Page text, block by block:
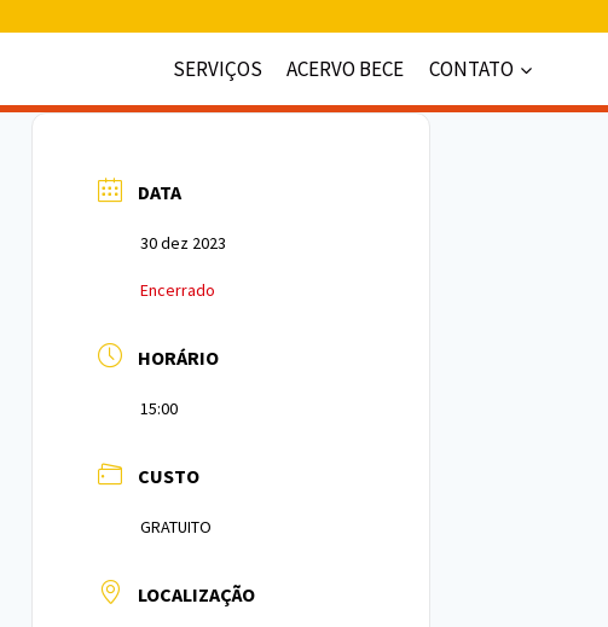
SERVIÇOS
ACERVO BECE CONTATO
DATA
30 dez 2023
Encerrado
HORÁRIO
15:00
CUSTO
GRATUITO
LOCALIZAÇÃO